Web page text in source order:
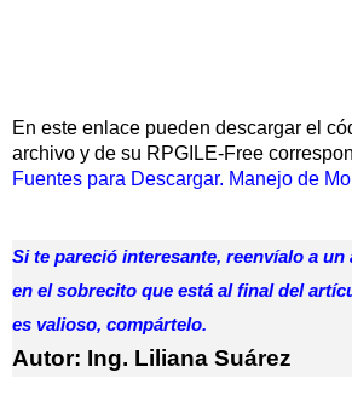
En este enlace pueden descargar el
archivo y de su RPGILE-Free
Fuentes para Descargar. Manejo de
Si te pareció interesante, reenvíalo a
en el sobrecito que está al final del
es valioso, compártelo.
Autor: Ing. Liliana Suárez